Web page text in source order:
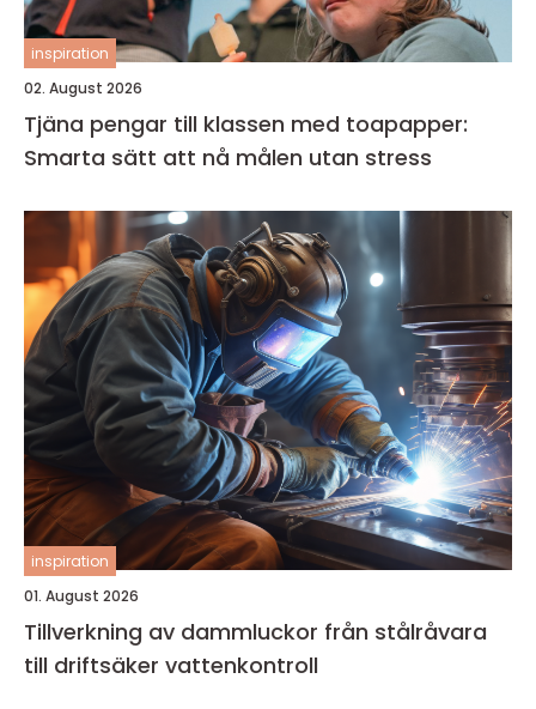
inspiration
02. August 2026
Tjäna pengar till klassen med toapapper:
Smarta sätt att nå målen utan stress
inspiration
01. August 2026
Tillverkning av dammluckor från stålråvara
till driftsäker vattenkontroll